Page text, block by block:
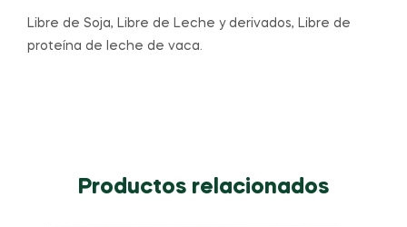
Libre de Soja, Libre de Leche y derivados, Libre de
proteína de leche de vaca.
Productos relacionados